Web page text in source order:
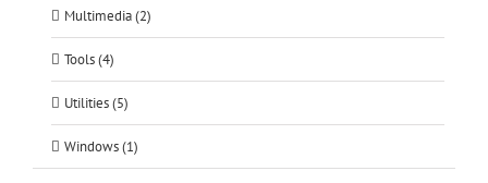
Multimedia (2)
Tools (4)
Utilities (5)
Windows (1)